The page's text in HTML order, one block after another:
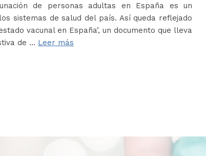
de personas adultas en España es un
sistemas de salud del país. Así queda reflejado
vacunal en España’, un documento que lleva
de … Leer más